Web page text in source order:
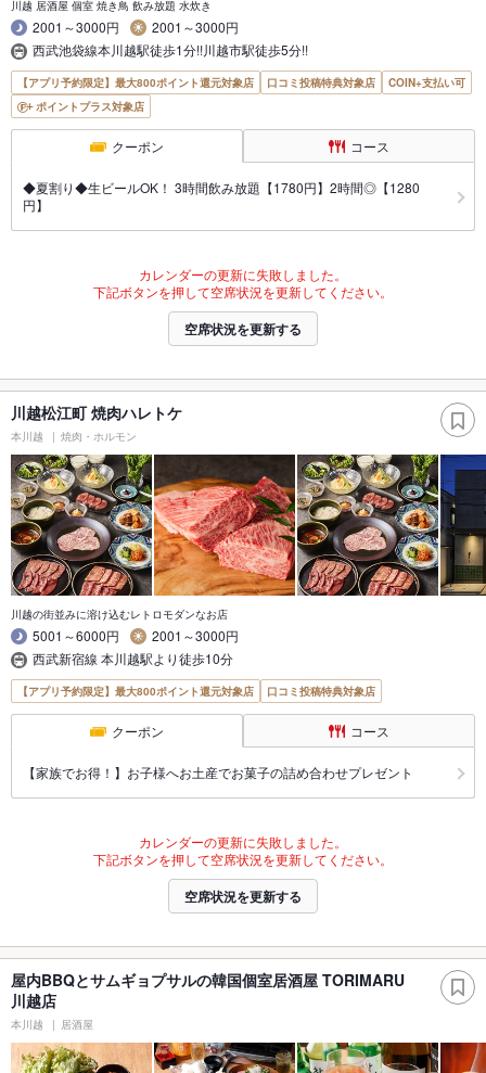
川越 居酒屋 個室 焼き鳥 飲み放題 水炊き
2001～3000円
2001～3000円
西武池袋線本川越駅徒歩1分!!川越市駅徒歩5分!!
【アプリ予約限定】最大800ポイント還元対象店 口コミ投稿特典対象店
COIN+支払い可
ポイントプラス対象店
クーポン コース
◆夏割り◆生ビールOK！ 3時間飲み放題【1780円】2時間◎【1280
円】
カレンダーの更新に失敗しました。
下記ボタンを押して空席状況を更新してください。
空席状況を更新する
川越松江町 焼肉ハレトケ
本川越 焼肉・ホルモン
川越の街並みに溶け込むレトロモダンなお店
5001～6000円
2001～3000円
西武新宿線 本川越駅より徒歩10分
【アプリ予約限定】最大800ポイント還元対象店 口コミ投稿特典対象店
クーポン コース
【家族でお得！】お子様へお土産でお菓子の詰め合わせプレゼント
カレンダーの更新に失敗しました。
下記ボタンを押して空席状況を更新してください。
空席状況を更新する
屋内BBQとサムギョプサルの韓国個室居酒屋 TORIMARU
川越店
本川越 居酒屋